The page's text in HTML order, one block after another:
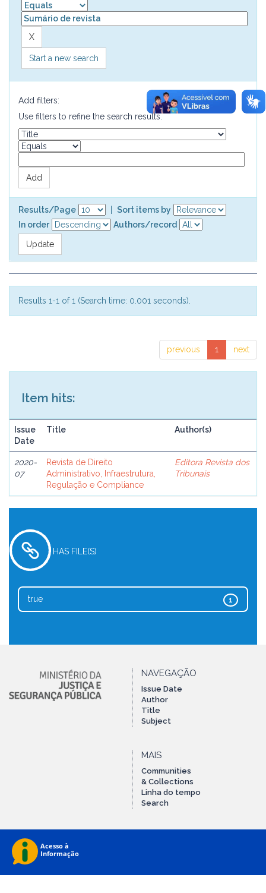
Start a new search
Add filters:
Use filters to refine the search results.
Results/Page
Sort items by
In order
Authors/record
Results 1-1 of 1 (Search time: 0.001 seconds).
previous 1 next
Item hits:
Issue
Date
Title Author(s)
2020-
07
Revista de Direito
Administrativo, Infraestrutura,
Regulação e Compliance
Editora Revista dos
Tribunais
HAS FILE(S)
1
true
NAVEGAÇÃO
Issue Date
Author
Title
Subject
MAIS
Communities
& Collections
Linha do tempo
Search